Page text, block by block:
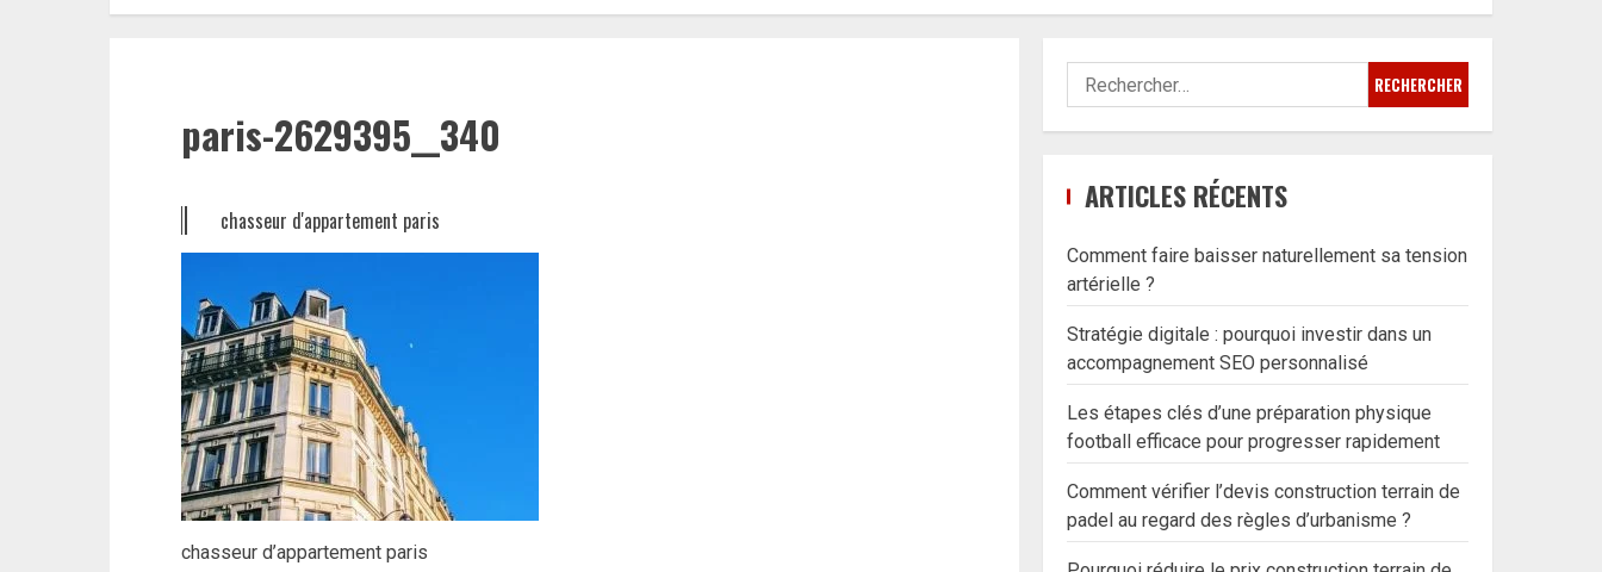
paris-2629395__340
chasseur d'appartement paris
chasseur d’appartement paris
Rechercher :
ARTICLES RÉCENTS
Comment faire baisser naturellement sa tension
artérielle ?
Stratégie digitale : pourquoi investir dans un
accompagnement SEO personnalisé
Les étapes clés d’une préparation physique
football efficace pour progresser rapidement
Comment vérifier l’devis construction terrain de
padel au regard des règles d’urbanisme ?